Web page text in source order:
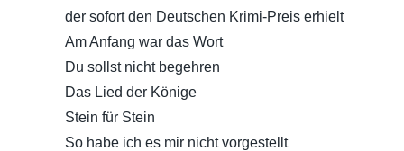
der sofort den Deutschen Krimi-Preis erhielt
Am Anfang war das Wort
Du sollst nicht begehren
Das Lied der Könige
Stein für Stein
So habe ich es mir nicht vorgestellt